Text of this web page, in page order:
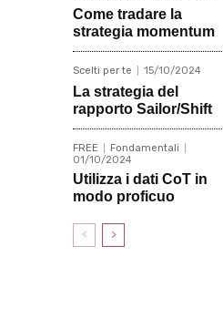
Come tradare la
strategia momentum
Scelti per te 15/10/2024
La strategia del
rapporto Sailor/Shift
FREE
Fondamentali
01/10/2024
Utilizza i dati CoT in
modo proficuo